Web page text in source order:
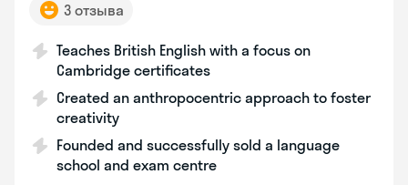
3 отзыва
Teaches British English with a focus on
Cambridge certificates
Created an anthropocentric approach to foster
creativity
Founded and successfully sold a language
school and exam centre